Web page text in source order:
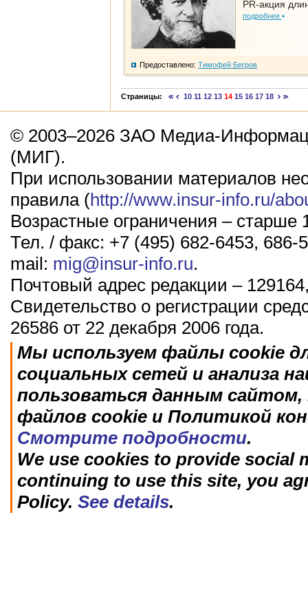
PR-акция
подробнее
Предоставлено: Тимофей Бегров
Страницы: 10 11 12 13 14 15 16 17 18
© 2003–2026 ЗАО Медиа-
(МИГ).
При использовании материалов
правила (http://www.insur-info.ru/
Возрастные ограничения – старше
Тел. / факс: +7 (495) 682-6453, 686-
mail: mig@insur-info.ru.
Почтовый адрес редакции –
Свидетельство о регистрации
26586 от 22 декабря 2006 года.
Мы используем файлы cookie
социальных сетей и анализа
пользоваться данным
файлов cookie и Политикой
Смотрите подробности.
We use cookies to provide social
continuing to use this site, you
Policy. See details.